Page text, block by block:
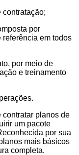
contratação;
por
em todos
por meio de
e treinamento
planos de
um pacote
por sua
mais básicos
completa.